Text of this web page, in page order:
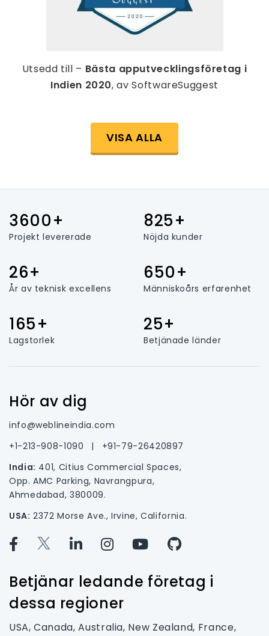
Utsedd till – Bästa apputvecklingsföretag i
Indien 2020, av SoftwareSuggest
VISA ALLA
3600+
Projekt levererade
825+
Nöjda kunder
26+
År av teknisk excellens
650+
Människoårs erfarenhet
165+
Lagstorlek
25+
Betjänade länder
Hör av dig
info@weblineindia.com
+1-213-908-1090
|
+91-79-26420897
India: 401, Citius Commercial Spaces,
Opp. AMC Parking, Navrangpura,
Ahmedabad, 380009.
USA: 2372 Morse Ave., Irvine, California.
Betjänar ledande företag i
dessa regioner
USA, Canada, Australia, New Zealand, France,